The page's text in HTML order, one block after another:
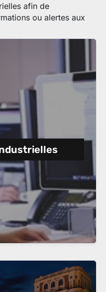
afin de
ou alertes aux